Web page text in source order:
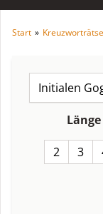
Start »
2 3